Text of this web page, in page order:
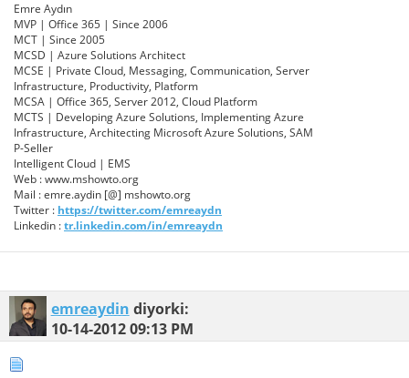
Emre Aydın
MVP | Office 365 | Since 2006
MCT | Since 2005
MCSD | Azure Solutions Architect
MCSE | Private Cloud, Messaging, Communication, Server
Infrastructure, Productivity, Platform
MCSA | Office 365, Server 2012, Cloud Platform
MCTS | Developing Azure Solutions, Implementing Azure
Infrastructure, Architecting Microsoft Azure Solutions, SAM
P-Seller
Intelligent Cloud | EMS
Web : www.mshowto.org
Mail : emre.aydin [@] mshowto.org
Twitter : https://twitter.com/emreaydn
Linkedin :tr.linkedin.com/in/emreaydn
emreaydin diyorki:
10-14-201209:13 PM